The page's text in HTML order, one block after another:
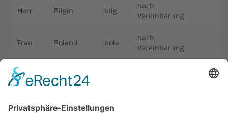
Herr Bilgin bilg
nach
Vereinbarung
Frau Boland bola
nach
Vereinbarung
Herr Brönner